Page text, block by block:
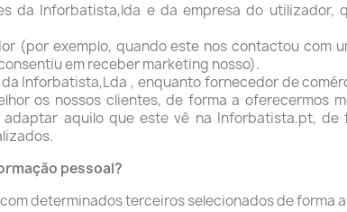
da Inforbatista,lda e da empresa do utilizador,
(por exemplo, quando este nos contactou com
em receber marketing nosso).
Inforbatista,Lda , enquanto fornecedor de
os nossos clientes, de forma a oferecermos
aquilo que este vê na Inforbatista.pt,
pessoal?
determinados terceiros selecionados de forma